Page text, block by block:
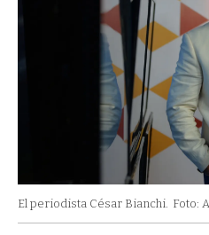
El periodista César Bianchi. Foto: